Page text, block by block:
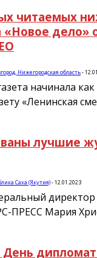
читаемых
«Новое дело»
Нижегородская область-
начинала как
«Ленинская
лучшие
Саха (Якутия)-12.01.2023
ПРЕСС Мария
День